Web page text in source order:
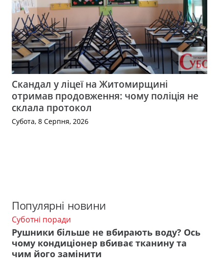
Скандал у ліцеї на Житомирщині
отримав продовження: чому поліція не
склала протокол
Субота, 8 Серпня, 2026
Популярні новини
Суботні поради
Рушники більше не вбирають воду? Ось
чому кондиціонер вбиває тканину та
чим його замінити